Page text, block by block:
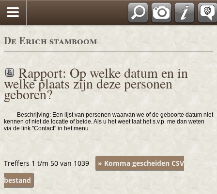
De Erich stamboom
Rapport: Op welke datum en in
welke plaats zijn deze personen
geboren?
Beschrijving: Een lijst van personen waarvan we of de geboorte datum niet
kennen of niet de locatie of beide. Als u het weet laat het s.v.p. me dan weten
via de link "Contact" in het menu.
Treffers 1 t/m 50 van 1039
» Komma gescheiden CSV
bestand